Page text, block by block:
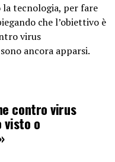
tecnologia, per fare
che l’obiettivo è
virus
ancora apparsi.
contro virus
visto o